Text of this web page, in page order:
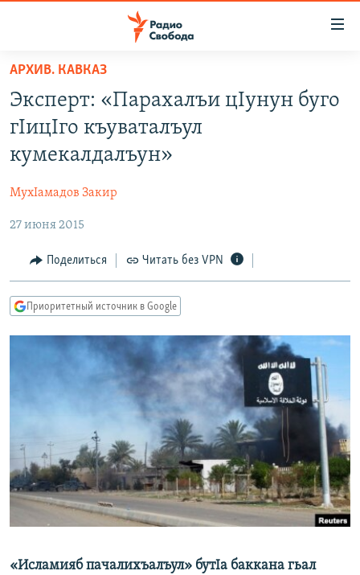
упрощенного
доступа
Вернуться
основному
Вернутся
навигации
Вернутся
поиску
ПОДКАСТЫ
АВТОРСКИЕ ПРОЕКТЫ
МНЕНИЯ
КУЛЬТУРА
IDEL.РЕАЛИИ
СЕВЕР.РЕАЛИИ
СИБИРЬ.РЕАЛИИ
РАСПИСАНИЕ ВЕЩАНИЯ
ПОДПИШИТЕСЬ НА РАССЫЛКУ
СОЦИАЛЬНЫЕ СЕТИ
Все сайты РСЕ/РС
АРХИВ. КАВКАЗ
Эксперт: «Парахалъи цIунун буго
гIицIго къуваталъул
кумекалдалъун»
МухIамадов Закир
27 июня 2015
Поделиться Читать без VPN
Приоритетный источник в Google
​«Исламияб пачалихъалъул» бутIа баккана гьал